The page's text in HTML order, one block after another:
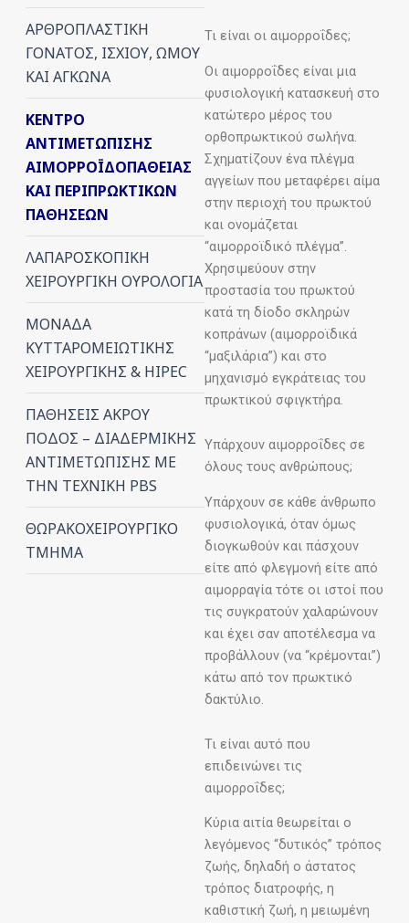
ΑΡΘΡΟΠΛΑΣΤΙΚΗ
ΓΟΝΑΤΟΣ, ΙΣΧΙΟΥ, ΩΜΟΥ
ΚΑΙ ΑΓΚΩΝΑ
ΚΕΝΤΡΟ
ΑΝΤΙΜΕΤΩΠΙΣΗΣ
ΑΙΜΟΡΡΟΪΔΟΠΑΘΕΙΑΣ
ΚΑΙ ΠΕΡΙΠΡΩΚΤΙΚΩΝ
ΠΑΘΗΣΕΩΝ
ΛΑΠΑΡΟΣΚΟΠΙΚΗ
ΧΕΙΡΟΥΡΓΙΚΗ ΟΥΡΟΛΟΓΙΑ
ΜΟΝΑΔΑ
ΚΥΤΤΑΡΟΜΕΙΩΤΙΚΗΣ
ΧΕΙΡΟΥΡΓΙΚΗΣ & HIPEC
ΠΑΘΗΣΕΙΣ ΑΚΡΟΥ
ΠΟΔΟΣ – ΔΙΑΔΕΡΜΙΚΗΣ
ΑΝΤΙΜΕΤΩΠΙΣΗΣ ΜΕ
ΤΗΝ ΤΕΧΝΙΚΗ PBS
ΘΩΡΑΚΟΧΕΙΡΟΥΡΓΙΚΟ
ΤΜΗΜΑ
Τι είναι οι αιμορροΐδες;
Οι αιμορροΐδες είναι μια
φυσιολογική κατασκευή στο
κατώτερο μέρος του
ορθοπρωκτικού σωλήνα.
Σχηματίζουν ένα πλέγμα
αγγείων που μεταφέρει αίμα
στην περιοχή του πρωκτού
και ονομάζεται
“αιμορροϊδικό πλέγμα”.
Χρησιμεύουν στην
προστασία του πρωκτού
κατά τη δίοδο σκληρών
κοπράνων (αιμορροϊδικά
“μαξιλάρια”) και στο
μηχανισμό εγκράτειας του
πρωκτικού σφιγκτήρα.
Υπάρχουν αιμορροΐδες σε
όλους τους ανθρώπους;
Υπάρχουν σε κάθε άνθρωπο
φυσιολογικά, όταν όμως
διογκωθούν και πάσχουν
είτε από φλεγμονή είτε από
αιμορραγία τότε οι ιστοί που
τις συγκρατούν χαλαρώνουν
και έχει σαν αποτέλεσμα να
προβάλλουν (να “κρέμονται”)
κάτω από τον πρωκτικό
δακτύλιο.
Τι είναι αυτό που
επιδεινώνει τις
αιμορροΐδες;
Κύρια αιτία θεωρείται ο
λεγόμενος “δυτικός” τρόπος
ζωής, δηλαδή ο άστατος
τρόπος διατροφής, η
καθιστική ζωή, η μειωμένη